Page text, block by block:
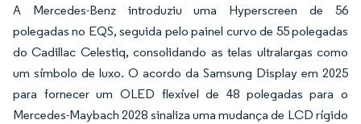
A Mercedes-Benz introduziu uma Hyperscreen de 56
polegadas no EQS, seguida pelo painel curvo de 55 polegadas
do Cadillac Celestiq, consolidando as telas ultralargas como
um símbolo de luxo. O acordo da Samsung Display em 2025
para fornecer um OLED flexível de 48 polegadas para o
Mercedes-Maybach 2028 sinaliza uma mudança de LCD rígido